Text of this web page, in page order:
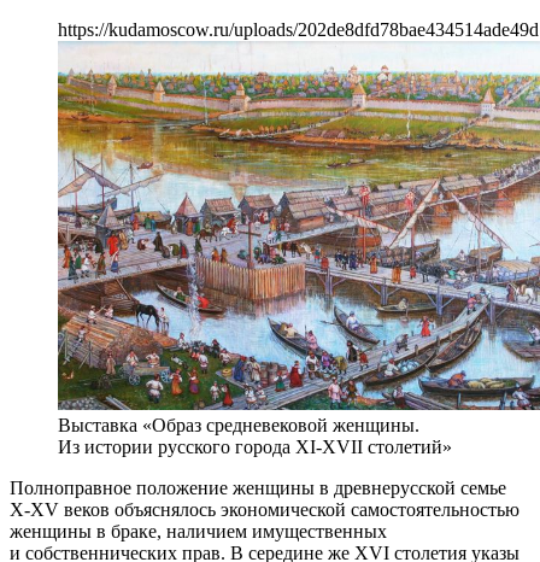
https://kudamoscow.ru/uploads/
Выставка «Образ средневековой женщины.
Из истории русского города XI-XVII столетий»
Полноправное положение женщины в древнерусской семье
Х-ХV веков объяснялось экономической самостоятельностью
женщины в браке, наличием имущественных
и собственнических прав. В середине же XVI столетия указы